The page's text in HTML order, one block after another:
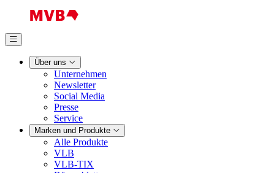
Über uns
Unternehmen
Newsletter
Social Media
Presse
Service
Marken und Produkte
Alle Produkte
VLB
VLB-TIX